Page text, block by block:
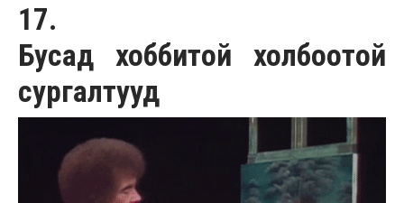
17.
Бусад хоббитой холбоотой
сургалтууд